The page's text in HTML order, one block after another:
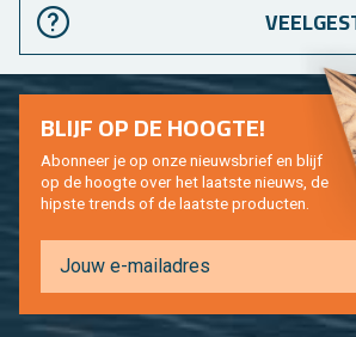
BLIJF OP DE HOOG­TE!
Abon­neer je op onze nieuws­brief en blijf
op de hoog­te over het laat­ste nieuws, de
hip­s­te trends of de laat­ste pro­duc­ten.